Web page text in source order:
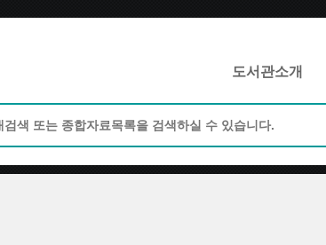
도서관소개